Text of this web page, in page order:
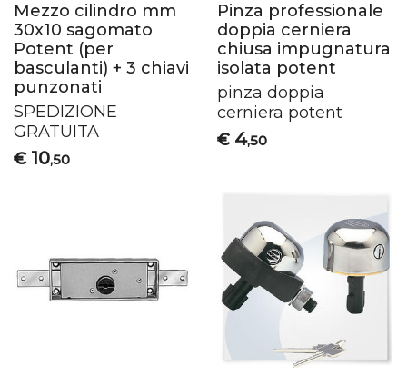
Mezzo cilindro mm
30x10 sagomato
Potent (per
basculanti) + 3 chiavi
punzonati
SPEDIZIONE
GRATUITA
€ 10,50
Pinza professionale
doppia cerniera
chiusa impugnatura
isolata potent
pinza doppia
cerniera potent
€ 4,50